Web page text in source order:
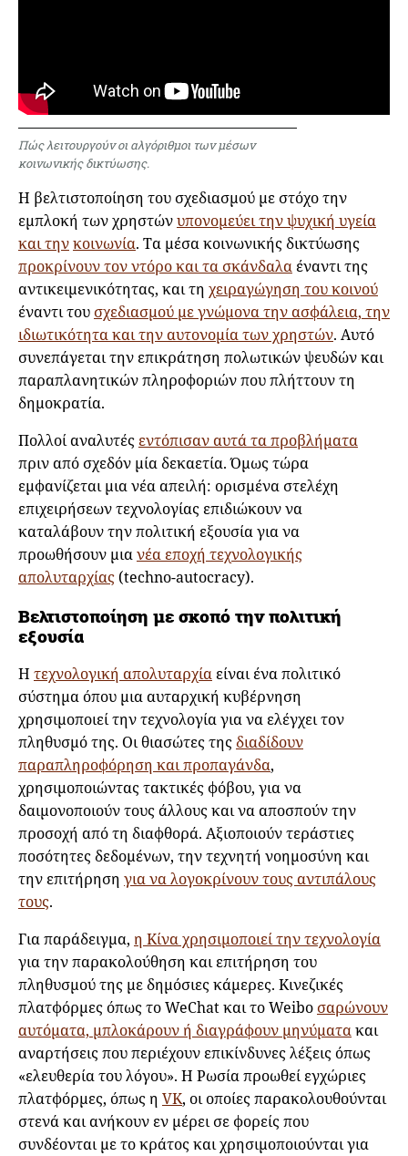
Πώς λειτουργούν οι αλγόριθμοι των μέσων
κοινωνικής δικτύωσης.
Η βελτιστοποίηση του σχεδιασμού με στόχο την
εμπλοκή των χρηστώνυπονομεύει την ψυχική υγεία
και τηνκοινωνία. Τα μέσα κοινωνικής δικτύωσης
προκρίνουν τον ντόρο και τα σκάνδαλα έναντι της
αντικειμενικότητας, και τη χειραγώγηση του κοινού
έναντι του σχεδιασμού με γνώμονα την ασφάλεια, την
ιδιωτικότητα και την αυτονομία των χρηστών. Αυτό
συνεπάγεται την επικράτηση πολωτικών ψευδών και
παραπλανητικών πληροφοριών που πλήττουν τη
δημοκρατία.
Πολλοί αναλυτές εντόπισαν αυτά τα προβλήματα
πριν από σχεδόν μία δεκαετία. Όμως τώρα
εμφανίζεται μια νέα απειλή: ορισμένα στελέχη
επιχειρήσεων τεχνολογίας επιδιώκουν να
καταλάβουν την πολιτική εξουσία για να
προωθήσουν μιανέα εποχή τεχνολογικής
απολυταρχίας (techno-autocracy).
Βελτιστοποίηση με σκοπό την πολιτική
εξουσία
Η τεχνολογική απολυταρχία είναι ένα πολιτικό
σύστημα όπου μια αυταρχική κυβέρνηση
χρησιμοποιεί την τεχνολογία για να ελέγχει τον
πληθυσμό της. Οι θιασώτες τηςδιαδίδουν
παραπληροφόρηση και προπαγάνδα,
χρησιμοποιώντας τακτικές φόβου, για να
δαιμονοποιούν τους άλλους και να αποσπούν την
προσοχή από τη διαφθορά. Αξιοποιούν τεράστιες
ποσότητες δεδομένων, την τεχνητή νοημοσύνη και
την επιτήρηση για να λογοκρίνουν τους αντιπάλους
τους.
Για παράδειγμα, η Κίνα χρησιμοποιεί την τεχνολογία
για την παρακολούθηση και επιτήρηση του
πληθυσμού της με δημόσιες κάμερες. Κινεζικές
πλατφόρμες όπως το WeChat και το Weibo σαρώνουν
αυτόματα, μπλοκάρουν ή διαγράφουν μηνύματακαι
αναρτήσεις που περιέχουν επικίνδυνες λέξεις όπως
«ελευθερία του λόγου». Η Ρωσία προωθεί εγχώριες
πλατφόρμες, όπως η VK, οι οποίες παρακολουθούνται
στενά και ανήκουν εν μέρει σε φορείς που
συνδέονται με το κράτος και χρησιμοποιούνται για